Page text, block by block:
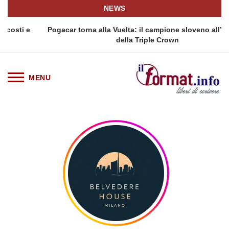
NEWS
Pogacar torna alla Vuelta: il campione sloveno all’assalto
della Triple Crown